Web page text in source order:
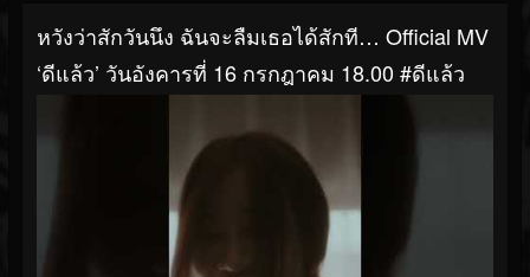
หวังว่าสักวันนึง ฉันจะลืมเธอได้สักที… Official MV
‘ดีแล้ว’ วันอังคารที่ 16 กรกฎาคม 18.00 #ดีแล้ว